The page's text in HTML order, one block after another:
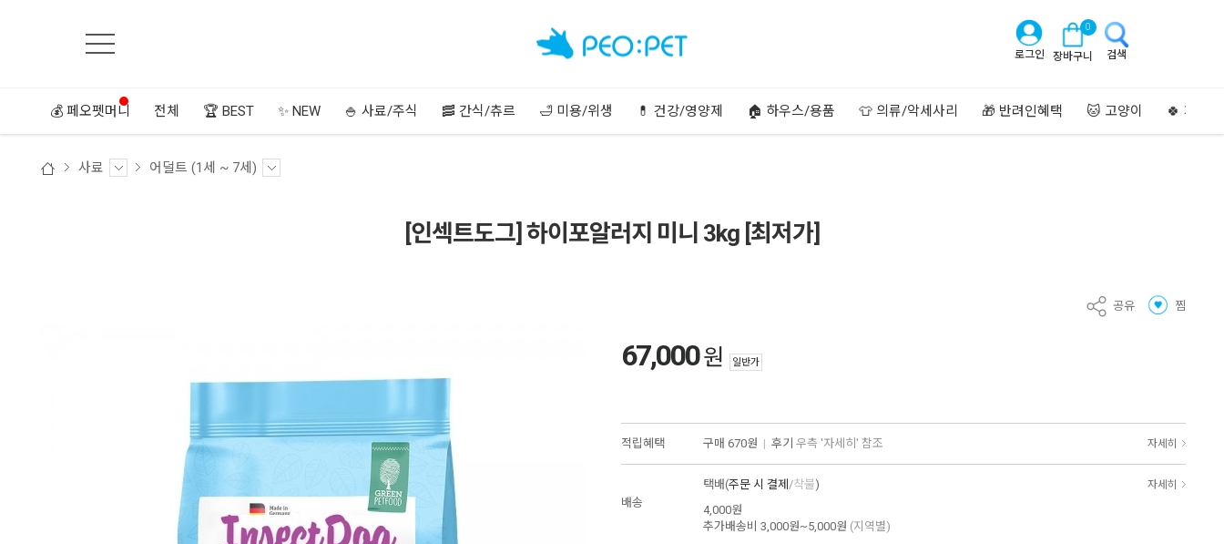
로그인 장바구니
0
검색
💰 페오펫머니 전체 🏆 BEST ✨ NEW 🍚 사료/주식 🥓 간식/츄르 🛁 미용/위생 💊 건강/영양제 🏠 하우스/용품 👕 의류/악세사리 🎁 반려인혜택 🐱 고양이 🍀 페이
사료 어덜트 (1세 ~ 7세)
[인섹트도그] 하이포알러지 미니 3kg [최저가]
공유 찜
67,000원 일반가
적립혜택 구매 670원 | 후기 우측 '자세히' 참조 자세히
배송
택배(주문 시 결제 /착불) 자세히
4,000원
추가배송비 3,000원~5,000원 (지역별)